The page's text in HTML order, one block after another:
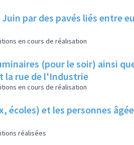
par des pavés liés entre
en cours de réalisation
(pour le soir) ainsi
la rue de l'Industrie
en cours de réalisation
écoles) et les personnes
réalisées